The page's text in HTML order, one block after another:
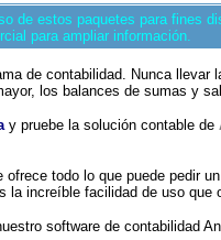
de estos paquetes para fines
para ampliar información.
de contabilidad. Nunca
los balances de sumas y
y pruebe la solución contable de
ofrece todo lo que puede pedir
la increíble facilidad de uso
software de contabilidad